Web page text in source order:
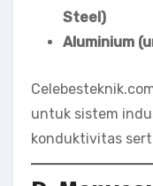
Steel)
Aluminium
untuk sistem
konduktivitas